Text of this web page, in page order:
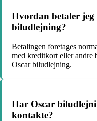
Hvordan betaler jeg
biludlejning?
Betalingen foretages
med kreditkort eller andre
Oscar biludlejning.
Har Oscar
kontakte?